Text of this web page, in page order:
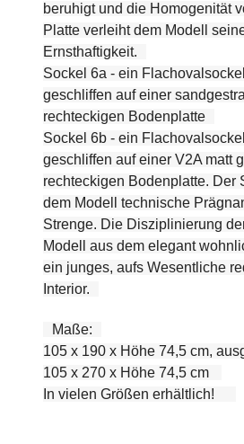
beruhigt und die Homogenität
Platte verleiht dem Modell
Ernsthaftigkeit.
Sockel 6a - ein
geschliffen auf einer
rechteckigen Bodenplatte
Sockel 6b - ein
geschliffen auf einer V2A matt
rechteckigen Bodenplatte. Der
dem Modell technische
Strenge. Die Disziplinierung
Modell aus dem elegant
ein junges, aufs Wesentliche
Interior.
Maße:
105 x 190 x Höhe 74,5 cm,
105 x 270 x Höhe 74,5 cm
In vielen Größen erhältlich!